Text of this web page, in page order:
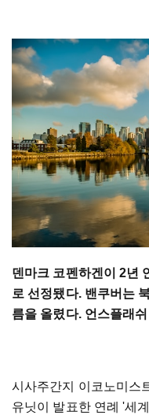
덴마크 코펜하겐이 2년
로 선정됐다. 밴쿠버는
름을 올렸다. 언스플래쉬
시사주간지 이코노미스
유닛이 발표한 연례 '세